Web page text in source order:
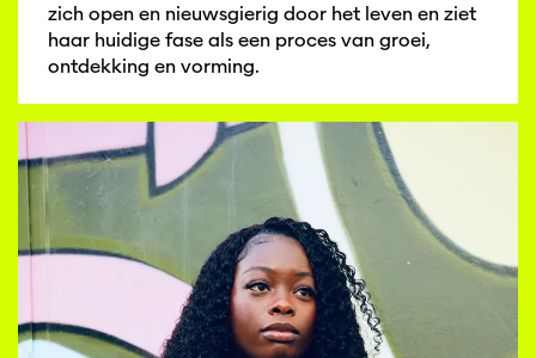
zich open en nieuwsgierig door het leven en ziet
haar huidige fase als een proces van groei,
ontdekking en vorming.